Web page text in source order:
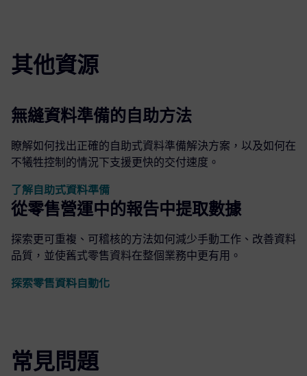
其他資源
無縫資料準備的自助方法
瞭解如何找出正確的自助式資料準備解決方案，以及如何在
不犧牲控制的情況下支援更快的交付速度。
了解自助式資料準備
從零售營運中的報告中提取數據
探索更可重複、可稽核的方法如何減少手動工作、改善資料
品質，並使舊式零售資料在整個業務中更有用。
探索零售資料自動化
常見問題